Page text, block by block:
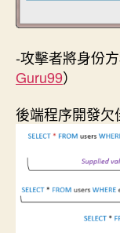
-攻擊者將身份
Guru99）
後端程序開發欠